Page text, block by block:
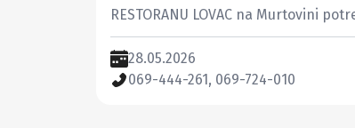
RESTORANU LOVAC na Murtovini
28.05.2026
069-444-261, 069-724-010